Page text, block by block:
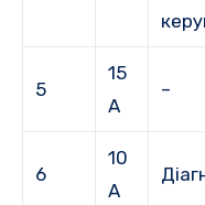
5
15
А
–
6
10
А